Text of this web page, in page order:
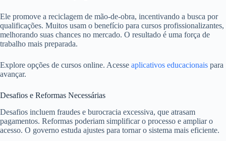
Ele promove a reciclagem de mão-de-obra, incentivando a busca por
qualificações. Muitos usam o benefício para cursos profissionalizantes,
melhorando suas chances no mercado. O resultado é uma força de
trabalho mais preparada.
Explore opções de cursos online. Acesse aplicativos educacionais para
avançar.
Desafios e Reformas Necessárias
Desafios incluem fraudes e burocracia excessiva, que atrasam
pagamentos. Reformas poderiam simplificar o processo e ampliar o
acesso. O governo estuda ajustes para tornar o sistema mais eficiente.